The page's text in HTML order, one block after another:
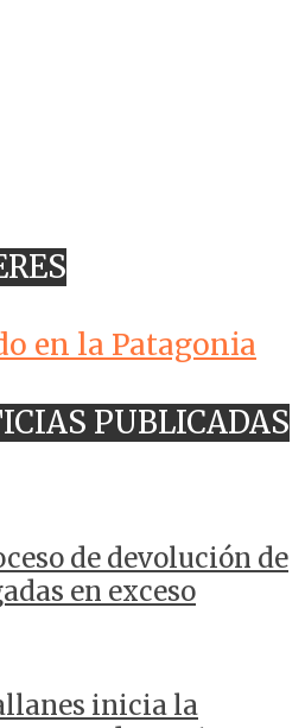
en la Patagonia
PUBLICADAS
de devolución de
en exceso
inicia la